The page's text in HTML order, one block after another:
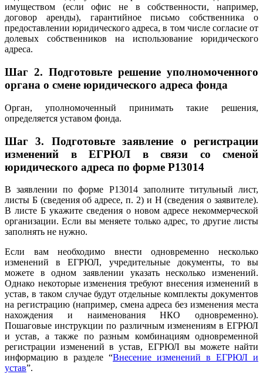
имуществом (если офис не в собственности, например,
договор аренды), гарантийное письмо собственника о
предоставлении юридического адреса, в том числе согласие от
долевых собственников на использование юридического
адреса.
Шаг 2. Подготовьте решение уполномоченного
органа о смене юридического адреса фонда
Орган, уполномоченный принимать такие решения,
определяется уставом фонда.
Шаг 3. Подготовьте заявление о регистрации
изменений в ЕГРЮЛ в связи со сменой
юридического адреса по форме Р13014
В заявлении по форме Р13014 заполните титульный лист,
листы Б (сведения об адресе, п. 2) и Н (сведения о заявителе).
В листе Б укажите сведения о новом адресе некоммерческой
организации. Если вы меняете только адрес, то другие листы
заполнять не нужно.
Если вам необходимо внести одновременно несколько
изменений в ЕГРЮЛ, учредительные документы, то вы
можете в одном заявлении указать несколько изменений.
Однако некоторые изменения требуют внесения изменений в
устав, в таком случае будут отдельные комплекты документов
на регистрацию (например, смена адреса без изменения места
нахождения и наименования НКО одновременно).
Пошаговые инструкции по различным изменениям в ЕГРЮЛ
и устав, а также по разным комбинациям одновременной
регистрации изменений в устав, ЕГРЮЛ вы можете найти
информацию в разделе “Внесение изменений в ЕГРЮЛ и
устав”.